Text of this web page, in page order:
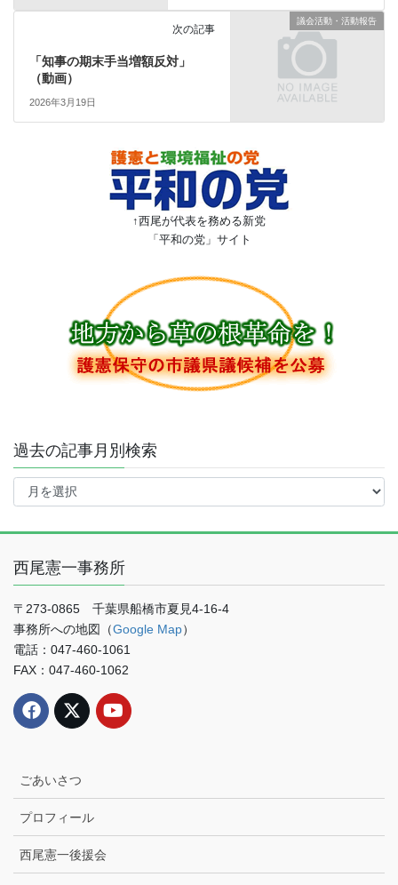
議会活動・活動報告
次の記事
「知事の期末手当増額反対」
（動画）
2026年3月19日
↑西尾が代表を務める新党
「平和の党」サイト
過去の記事月別検索
過
記
月
別
検
索
西尾憲一事務所
〒273-0865 千葉県船橋市夏見4-16-4
事務所への地図（Google Map）
電話：047-460-1061
FAX：047-460-1062
ごあいさつ
プロフィール
西尾憲一後援会